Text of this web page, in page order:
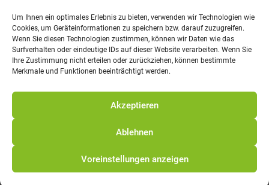
Um Ihnen ein optimales Erlebnis zu bieten, verwenden wir Technologien wie
Cookies, um Geräteinformationen zu speichern bzw. darauf zuzugreifen.
Wenn Sie diesen Technologien zustimmen, können wir Daten wie das
Surfverhalten oder eindeutige IDs auf dieser Website verarbeiten. Wenn Sie
Ihre Zustimmung nicht erteilen oder zurückziehen, können bestimmte
Merkmale und Funktionen beeinträchtigt werden.
Akzeptieren
Ablehnen
Voreinstellungen anzeigen
Kontakt AGB Fachmedien Cookie-Richtlinie (EU)
Telefon: 0821 242800
E-Mail: info@promv.de
© 2021 Pro Management Verlag
Alle Preise exkl. der gesetzlichen MwSt.